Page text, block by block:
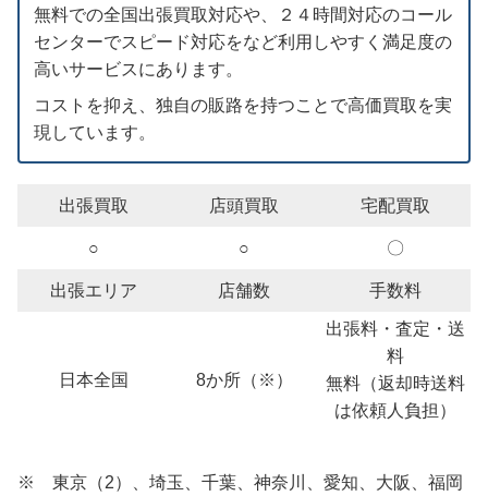
無料での全国出張買取対応や、２４時間対応のコール
センターでスピード対応をなど利用しやすく満足度の
高いサービスにあります。
コストを抑え、独自の販路を持つことで高価買取を実
現しています。
出張買取 店頭買取 宅配買取
○ ○ 〇
出張エリア 店舗数 手数料
日本全国 8か所（※）
出張料・査定・送
料
無料（返却時送料
は依頼人負担）
※ 東京（2）、埼玉、千葉、神奈川、愛知、大阪、福岡